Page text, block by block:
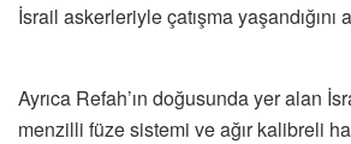
İsrail askerleriyle çatışma yaşandığını
Ayrıca Refah’ın doğusunda yer alan
menzilli füze sistemi ve ağır kalibreli